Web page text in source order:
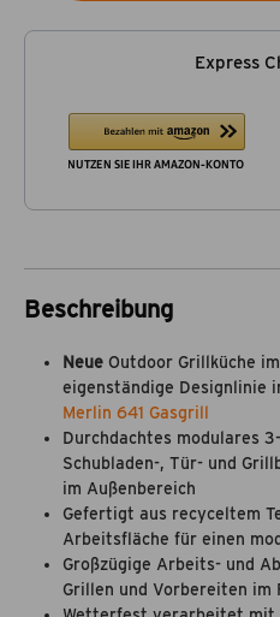
Express
Beschreibung
Neue Outdoor Grillküche
eigenständige Designlinie
Merlin 641 Gasgrill
Durchdachtes modulares
Schubladen-, Tür- und
im Außenbereich
Gefertigt aus recyceltem
Arbeitsfläche für einen
Großzügige Arbeits- und
Grillen und Vorbereiten im